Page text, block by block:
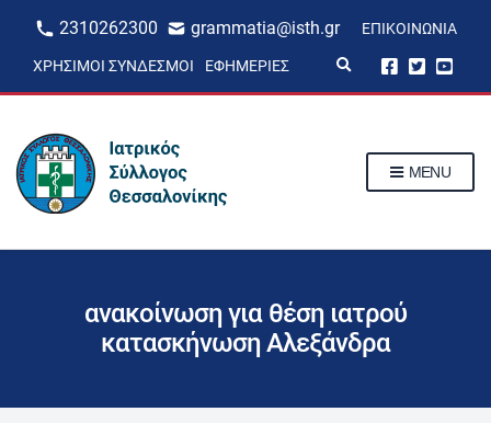
2310262300 grammatia@isth.gr ΕΠΙΚΟΙΝΩΝΊΑ
ΧΡΉΣΙΜΟΙ ΣΎΝΔΕΣΜΟΙ ΕΦΗΜΕΡΊΕΣ
p
m
MENU
ανακοίνωση για θέση ιατρού
κατασκήνωση Αλεξάνδρα